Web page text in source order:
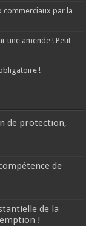
commerciaux par la
une amende ! Peut-
!
de protection,
de
de la
!